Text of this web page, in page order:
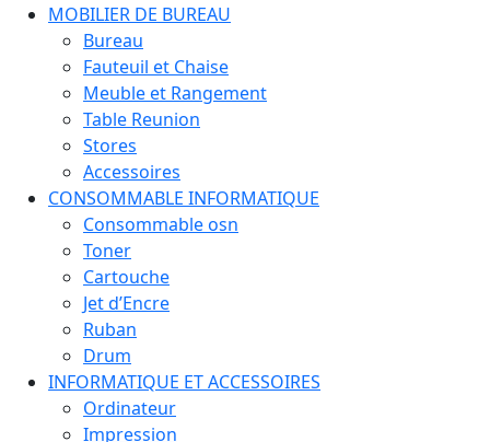
MOBILIER DE BUREAU
Bureau
Fauteuil et Chaise
Meuble et Rangement
Table Reunion
Stores
Accessoires
CONSOMMABLE INFORMATIQUE
Consommable osn
Toner
Cartouche
Jet d’Encre
Ruban
Drum
INFORMATIQUE ET ACCESSOIRES
Ordinateur
Impression